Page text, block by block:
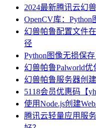
2024最新腾讯云幻
OpenCV库：Python
幻兽帕鲁配置文件
径
Python图像无损保
幻兽帕鲁Palworld优
幻兽帕鲁服务器创
5118会员优惠码【
使用Node.js创建
腾讯云轻量应用服